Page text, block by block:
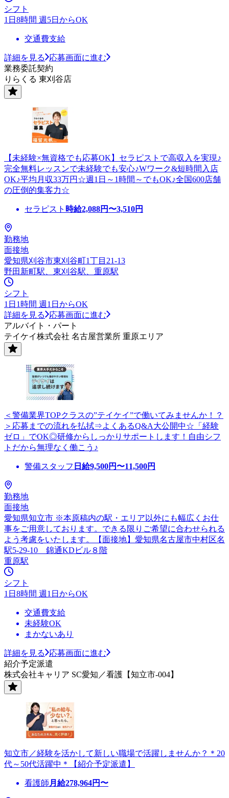
シフト
1日8時間 週5日からOK
交通費支給
詳細を見る
応募画面に進む
業務委託契約
りらくる 東刈谷店
【未経験×無資格でも応募OK】セラピストで高収入を実現♪
完全無料レッスンで未経験でも安心♪Wワーク&短時間入店
OK♪平均月収33万円☆週1日～1時間～でもOK♪全国600店舗
の圧倒的集客力☆
セラピスト 時給2,088円〜3,510円
勤務地
面接地
愛知県刈谷市東刈谷町1丁目21-13
野田新町駅、東刈谷駅、重原駅
シフト
1日1時間 週1日からOK
詳細を見る
応募画面に進む
アルバイト・パート
テイケイ株式会社 名古屋営業所 重原エリア
＜警備業界TOPクラスの”テイケイ”で働いてみませんか！？
＞応募までの流れを払拭⇒よくあるQ&A大公開中☆「経験
ゼロ」でOK◎研修からしっかりサポートします！自由シフ
トだから無理なく働こう♪
警備スタッフ 日給9,500円〜11,500円
勤務地
面接地
愛知県知立市 ※本原稿内の駅・エリア以外にも幅広くお仕
事をご用意しております。できる限りご希望に合わせられる
よう考慮をいたします。【面接地】愛知県名古屋市中村区名
駅5-29-10 錦通KDビル８階
重原駅
シフト
1日8時間 週1日からOK
交通費支給
未経験OK
まかないあり
詳細を見る
応募画面に進む
紹介予定派遣
株式会社キャリア SC愛知／看護【知立市-004】
知立市／経験を活かして新しい職場で活躍しませんか？＊20
代～50代活躍中＊【紹介予定派遣】
看護師 月給278,964円〜